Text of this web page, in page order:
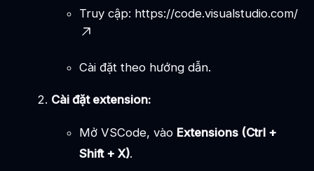
Truy cập: https://code.visualstudio.com/
Cài đặt theo hướng dẫn.
Cài đặt extension:
Mở VSCode, vào Extensions (Ctrl +
Shift + X).